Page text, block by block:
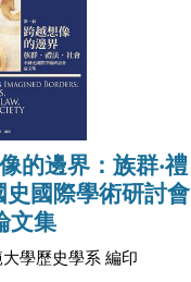
的邊界：族群‧禮
國際學術研討會
文集
學歷史學系 編印